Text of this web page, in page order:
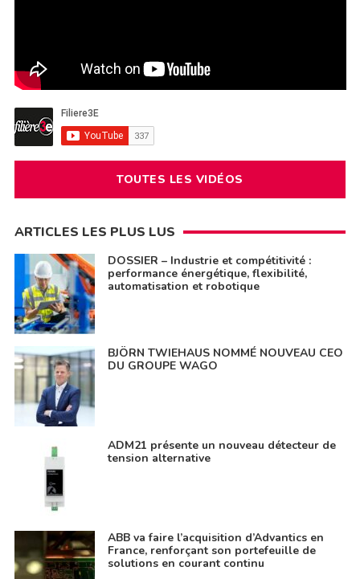
TOUTES LES VIDÉOS
ARTICLES LES PLUS LUS
DOSSIER – Industrie et compétitivité :
performance énergétique, flexibilité,
automatisation et robotique
BJÖRN TWIEHAUS NOMMÉ NOUVEAU CEO
DU GROUPE WAGO
ADM21 présente un nouveau détecteur de
tension alternative
ABB va faire l’acquisition d’Advantics en
France, renforçant son portefeuille de
solutions en courant continu